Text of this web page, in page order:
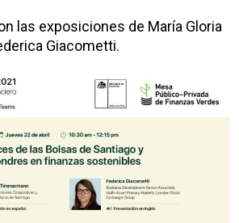
las exposiciones de María Gloria
Giacometti.